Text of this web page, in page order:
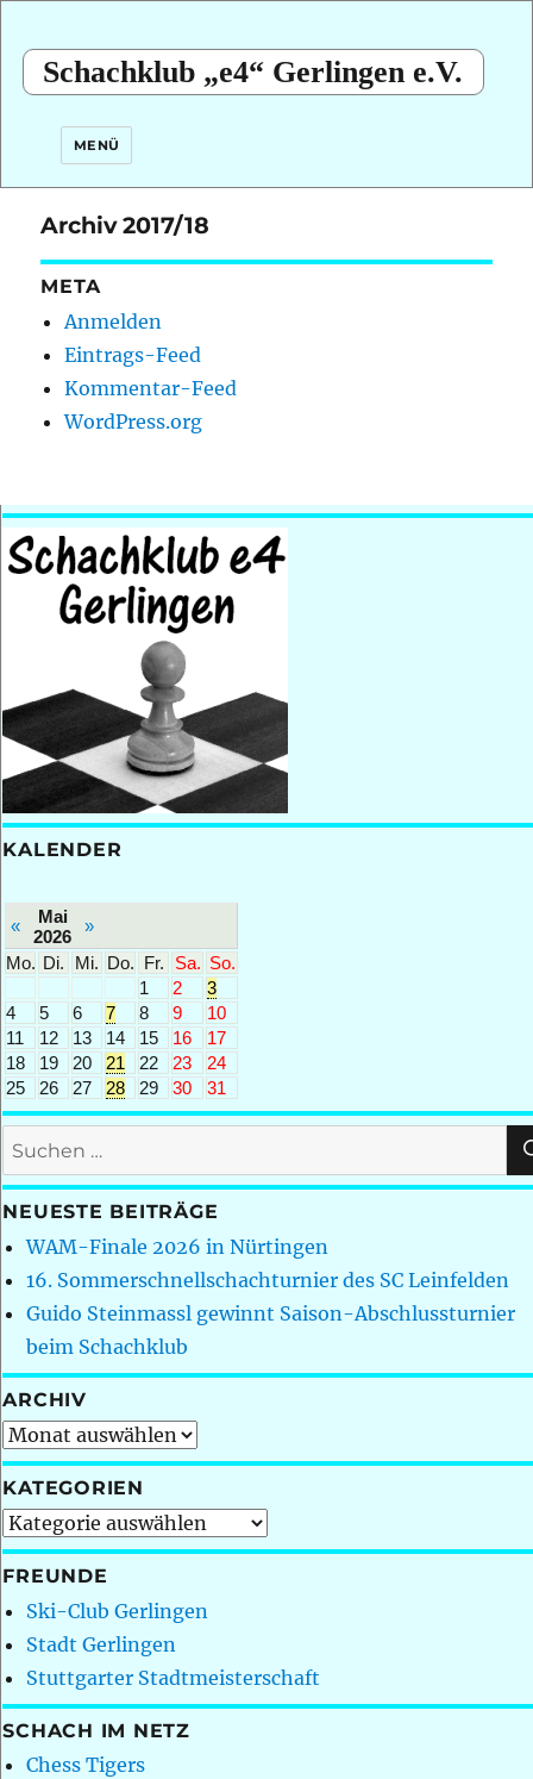
Schachklub „e4“ Gerlingen e.V.
MENÜ
Archiv 2017/18
META
Anmelden
Eintrags-Feed
Kommentar-Feed
WordPress.org
KALENDER
«
Mai
2026
»
Mo. Di. Mi. Do. Fr. Sa. So.
1
2
3
4
5 6 7 8 9
10
11
12 13 14 15 16
17
18
19 20 21 22 23
24
25
26 27 28 29 30 31
Suchen
nach:
NEUESTE BEITRÄGE
WAM-Finale 2026 in Nürtingen
16. Sommerschnellschachturnier des SC Leinfelden
Guido Steinmassl gewinnt Saison-Abschlussturnier
beim Schachklub
ARCHIV
Archiv
KATEGORIEN
Kategorien
FREUNDE
Ski-Club Gerlingen
Stadt Gerlingen
Stuttgarter Stadtmeisterschaft
SCHACH IM NETZ
Chess Tigers